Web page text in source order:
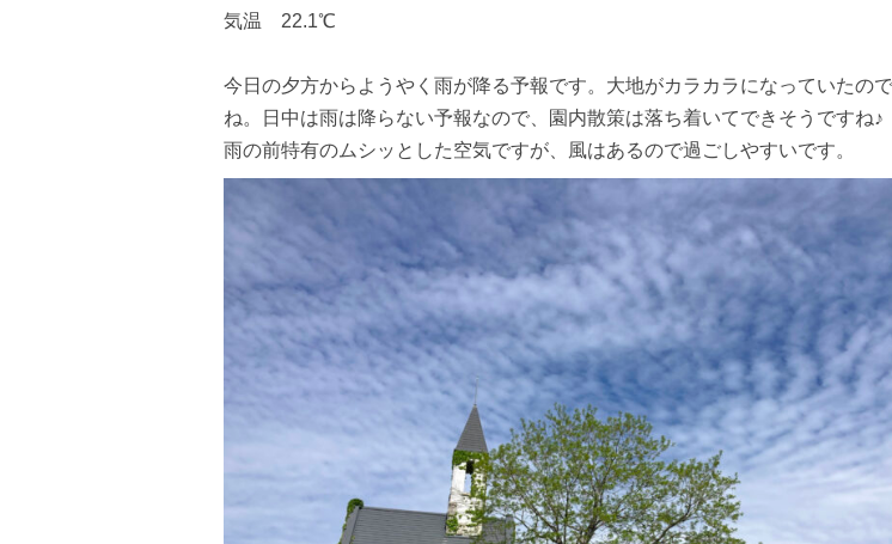
気温 22.1℃
今日の夕方からようやく雨が降る予報です。大地がカラカラになっていたの
ね。日中は雨は降らない予報なので、園内散策は落ち着いてできそうですね♪
雨の前特有のムシッとした空気ですが、風はあるので過ごしやすいです。